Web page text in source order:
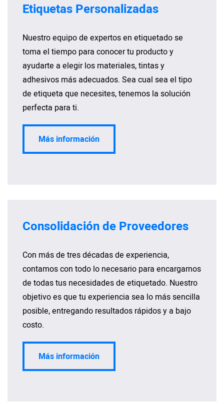
Etiquetas Personalizadas
Nuestro equipo de expertos en etiquetado se
toma el tiempo para conocer tu producto y
ayudarte a elegir los materiales, tintas y
adhesivos más adecuados. Sea cual sea el tipo
de etiqueta que necesites, tenemos la solución
perfecta para ti.
Más información
Consolidación de Proveedores
Con más de tres décadas de experiencia,
contamos con todo lo necesario para encargarnos
de todas tus necesidades de etiquetado. Nuestro
objetivo es que tu experiencia sea lo más sencilla
posible, entregando resultados rápidos y a bajo
costo.
Más información